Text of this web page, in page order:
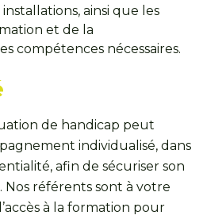
ainsi que les
et de la
compétences nécessaires.
de handicap peut
individualisé, dans
afin de sécuriser son
référents sont à votre
à la formation pour